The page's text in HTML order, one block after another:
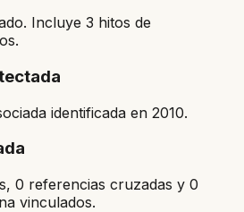
Incluye 3 hitos de
identificada en 2010.
0 referencias cruzadas y 0
vinculados.